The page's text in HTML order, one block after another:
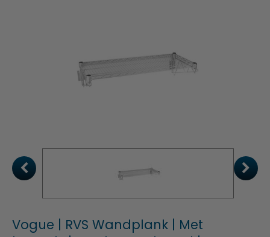
Vogue | RVS Wandplank | Met